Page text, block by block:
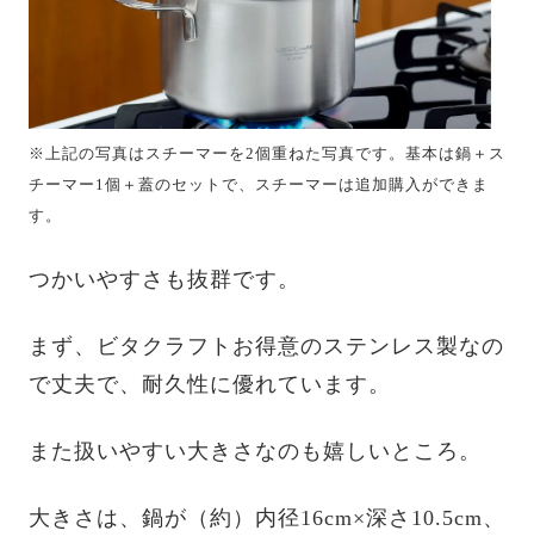
※上記の写真はスチーマーを2個重ねた写真です。基本は鍋＋ス
チーマー1個＋蓋のセットで、スチーマーは追加購入ができま
す。
つかいやすさも抜群です。
まず、ビタクラフトお得意のステンレス製なの
で丈夫で、耐久性に優れています。
また扱いやすい大きさなのも嬉しいところ。
大きさは、鍋が（約）内径16cm×深さ10.5cm、